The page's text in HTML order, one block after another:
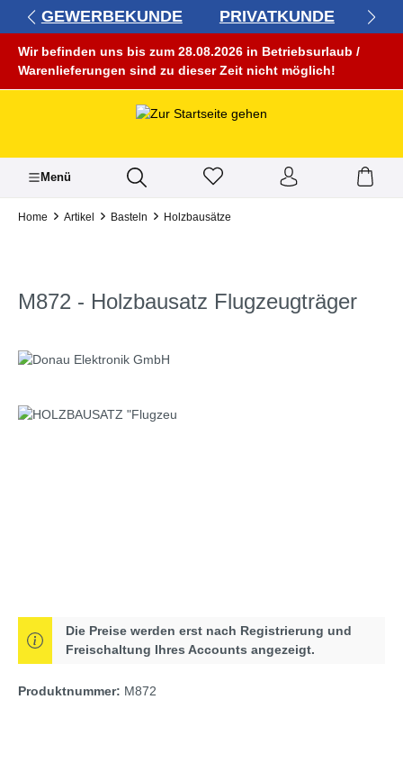
springen
GEWERBEKUNDE PRIVATKUNDE
Wir befinden uns bis zum 28.08.2026 in Betriebsurlaub /
Warenlieferungen sind zu dieser Zeit nicht möglich!
Menü
Home Artikel Basteln Holzbausätze
M872 - Holzbausatz Flugzeugträger
Bildergalerie überspringen
Die Preise werden erst nach Registrierung und
Freischaltung Ihres Accounts angezeigt.
Produktnummer: M872